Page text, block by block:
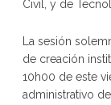
Civil, y de
La sesión
de creación
10h00 de este
administrativo